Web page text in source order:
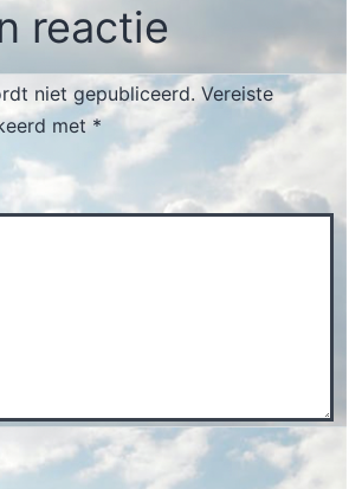
reactie
niet gepubliceerd. Vereiste
met*